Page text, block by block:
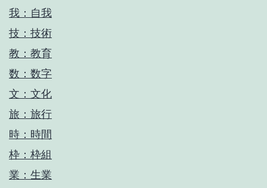
我：自我
技：技術
教：教育
数：数字
文：文化
旅：旅行
時：時間
枠：枠組
業：生業